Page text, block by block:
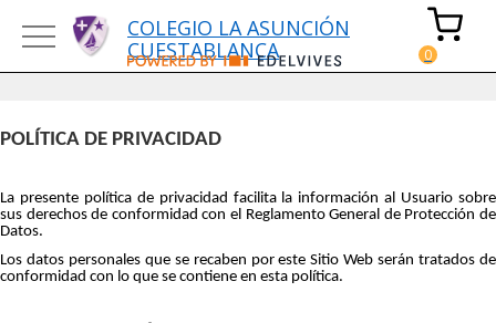
COLEGIO LA ASUNCIÓN
CUESTABLANCA
POLÍTICA DE PRIVACIDAD
La presente política de privacidad facilita la información al Usuario sobre
sus derechos de conformidad con el Reglamento General de Protección de
Datos.
Los datos personales que se recaben por este Sitio Web serán tratados de
conformidad con lo que se contiene en esta política.